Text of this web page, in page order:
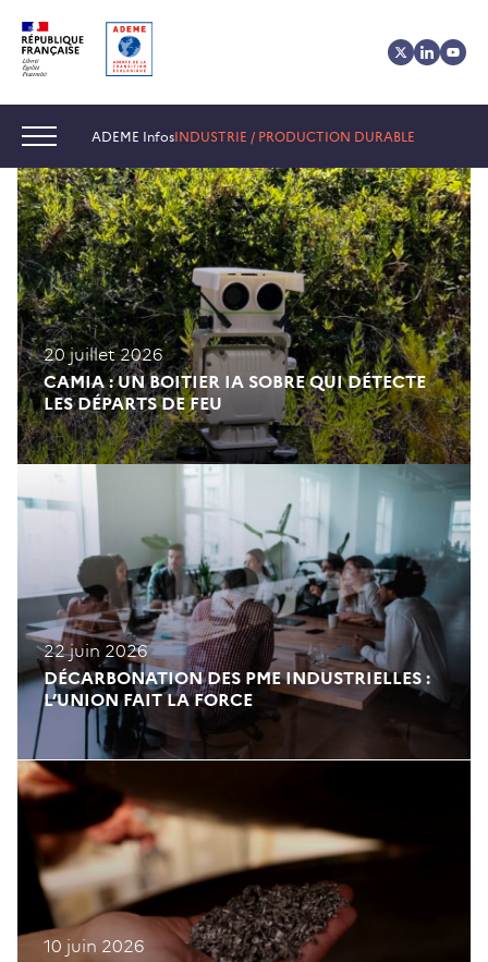
au
contenu
au
menu
des
cookies
Navigation :
ADEME InfosINDUSTRIE / PRODUCTION DURABLE
CAMIA : UN BOITIER IA SOBRE QUI DÉTECTE
LES DÉPARTS DE FEU
20 juillet 2026
DÉCARBONATION DES PME INDUSTRIELLES :
L’UNION FAIT LA FORCE
22 juin 2026
10 juin 2026